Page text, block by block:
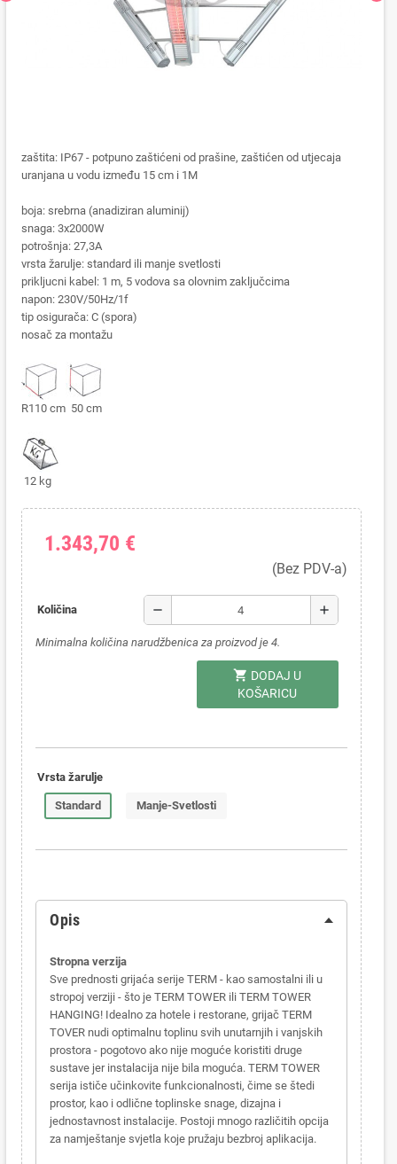
zaštita: IP67 - potpuno zaštićeni od prašine, zaštićen od utjecaja
uranjana u vodu između 15 cm i 1M
boja: srebrna (anadiziran aluminij)
snaga: 3x2000W
potrošnja: 27,3A
vrsta žarulje: standard ili manje svetlosti
prikljucni kabel: 1 m, 5 vodova sa olovnim zaključcima
napon: 230V/50Hz/1f
tip osigurača: C (spora)
nosač za montažu
R110 cm 50 cm
12 kg
1.343,70 €
(Bez PDV-a)
Količina remove add
Minimalna količina narudžbenica za proizvod je 4.
shopping_cart DODAJ U
KOŠARICU
Vrsta žarulje
Standard Manje-Svetlosti
Opis
Stropna verzija
Sve prednosti grijaća serije TERM - kao samostalni ili u
stropoj verziji - što je TERM TOWER ili TERM TOWER
HANGING! Idealno za hotele i restorane, grijač TERM
TOVER nudi optimalnu toplinu svih unutarnjih i vanjskih
prostora - pogotovo ako nije moguće koristiti druge
sustave jer instalacija nije bila moguća. TERM TOWER
serija ističe učinkovite funkcionalnosti, čime se štedi
prostor, kao i odlične toplinske snage, dizajna i
jednostavnost instalacije. Postoji mnogo različitih opcija
za namještanje svjetla koje pružaju bezbroj aplikacija.